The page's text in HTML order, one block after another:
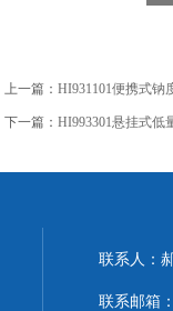
上一篇： HI931101便携式钠
下一篇： HI993301悬挂式低
联系人：
联系邮箱